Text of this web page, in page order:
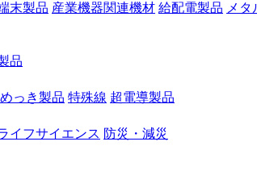
末製品 産業機器関連機材 給配電製品 メ
品
めっき製品 特殊線 超電導製品
イフサイエンス 防災・減災